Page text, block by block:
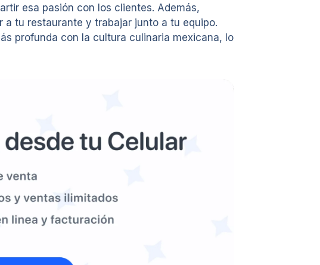
esa pasión con los clientes. Además,
tu restaurante y trabajar junto a tu equipo.
profunda con la cultura culinaria mexicana, lo